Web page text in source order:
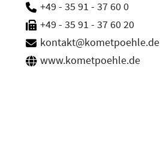
+49 - 35 91 - 37 60 0
+49 - 35 91 - 37 60 20
kontakt@kometpoehle.de
www.kometpoehle.de